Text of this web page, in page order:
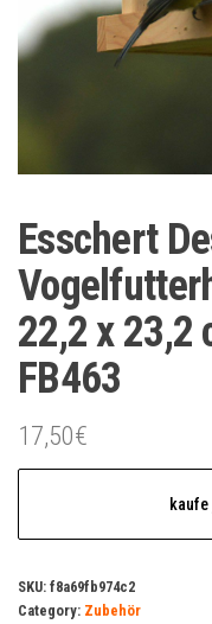
Esschert
22,2 x 23,2
FB463
17,50€
kaufe
SKU: f8a69fb974c2
Category: Zubehör